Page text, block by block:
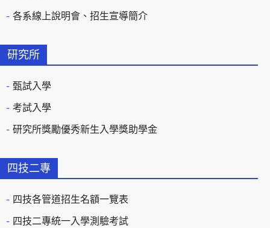
各系線上說明會、招生宣導簡介
研究所
甄試入學
考試入學
研究所獎勵優秀新生入學獎助學金
四技二專
四技各管道招生名額一覽表
四技二專統一入學測驗考試